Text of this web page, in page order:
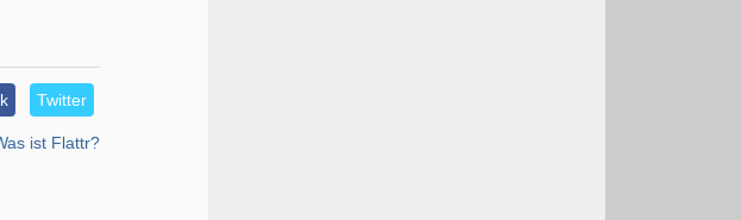
Twitter
ist Flattr?